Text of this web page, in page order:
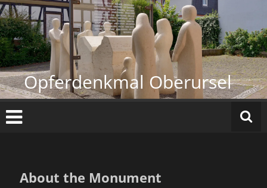
Zum
Inhalt
springen
Opferdenkmal Oberursel
About the Monument